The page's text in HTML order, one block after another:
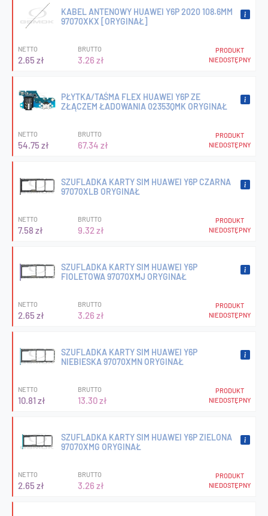
KABEL ANTENOWY HUAWEI Y6P 2020 108.6MM
97070XKX [ORYGINAŁ]
NETTO
2.65 zł
BRUTTO
3.26 zł
PRODUKT
NIEDOSTĘPNY
PŁYTKA/TAŚMA FLEX HUAWEI Y6P ZE
ZŁĄCZEM ŁADOWANIA 02353QMK ORYGINAŁ
NETTO
54.75 zł
BRUTTO
67.34 zł
PRODUKT
NIEDOSTĘPNY
SZUFLADKA KARTY SIM HUAWEI Y6P CZARNA
97070XLB ORYGINAŁ
NETTO
7.58 zł
BRUTTO
9.32 zł
PRODUKT
NIEDOSTĘPNY
SZUFLADKA KARTY SIM HUAWEI Y6P
FIOLETOWA 97070XMJ ORYGINAŁ
NETTO
2.65 zł
BRUTTO
3.26 zł
PRODUKT
NIEDOSTĘPNY
SZUFLADKA KARTY SIM HUAWEI Y6P
NIEBIESKA 97070XMN ORYGINAŁ
NETTO
10.81 zł
BRUTTO
13.30 zł
PRODUKT
NIEDOSTĘPNY
SZUFLADKA KARTY SIM HUAWEI Y6P ZIELONA
97070XMG ORYGINAŁ
NETTO
2.65 zł
BRUTTO
3.26 zł
PRODUKT
NIEDOSTĘPNY